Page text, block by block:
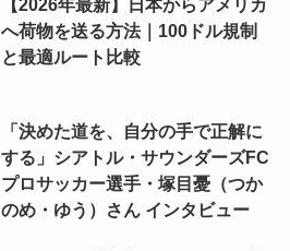
【2026年最新】日本からアメリカ
へ荷物を送る方法｜100ドル規制
と最適ルート比較
「決めた道を、自分の手で正解に
する」シアトル・サウンダーズFC
プロサッカー選手・塚目憂（つか
のめ・ゆう）さん インタビュー